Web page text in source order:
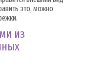
это, можно
из